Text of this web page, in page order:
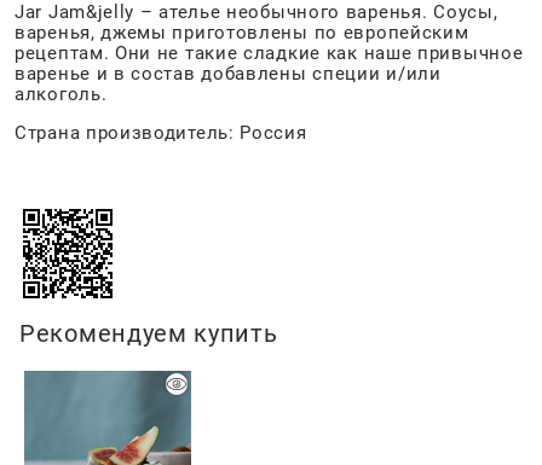
Jar Jam&jelly – ателье необычного варенья. Соусы,
варенья, джемы приготовлены по европейским
рецептам. Они не такие сладкие как наше привычное
варенье и в состав добавлены специи и/или
алкоголь.
Страна производитель: Россия
Рекомендуем купить